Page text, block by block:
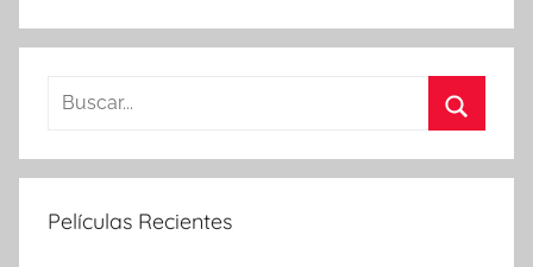
s
a
u
Películas Recientes